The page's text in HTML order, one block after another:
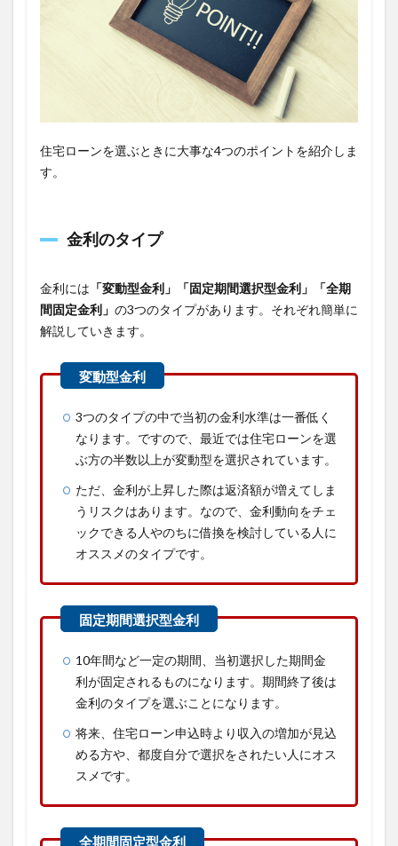
住宅ローンを選ぶときに大事な4つのポイントを紹介しま
す。
金利のタイプ
金利には 「変動型金利」「固定期間選択型金利」「全期
間固定金利」 の3つのタイプがあります。それぞれ簡単に
解説していきます。
3つのタイプの中で当初の金利水準は一番低く
なります。ですので、最近では住宅ローンを選
ぶ方の半数以上が変動型を選択されています。
ただ、金利が上昇した際は返済額が増えてしま
うリスクはあります。なので、金利動向をチェ
ックできる人やのちに借換を検討している人に
オススメのタイプです。
10年間など一定の期間、当初選択した期間金
利が固定されるものになります。期間終了後は
金利のタイプを選ぶことになります。
将来、住宅ローン申込時より収入の増加が見込
める方や、都度自分で選択をされたい人にオス
スメです。